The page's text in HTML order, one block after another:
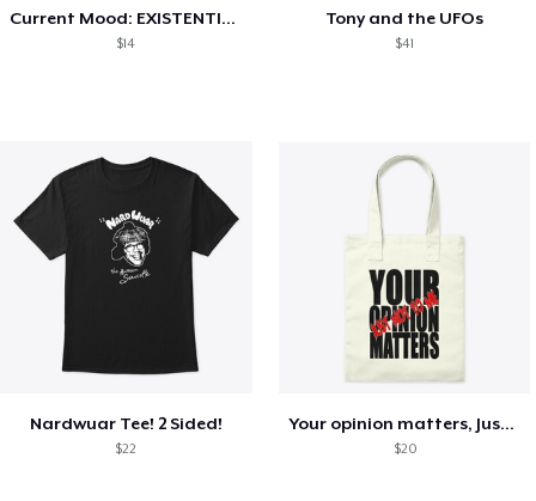
Current Mood: EXISTENTIAL CRISIS
$14
Tony and the UFOs
$41
Nardwuar Tee! 2 Sided!
$22
Your opinion matters, Just not to me!
$20